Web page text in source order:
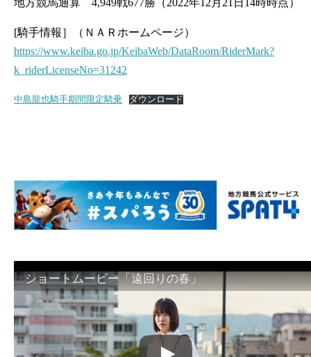
地方競馬通算 4,949戦677勝（2022年12月21日14時時点）
[騎手情報］（ＮＡＲホームページ）
https://www.keiba.go.jp/KeibaWeb/DataRoom/RiderMark?
k_riderLicenseNo=31242
中島龍也騎手期間限定騎乗 ダウンロード
ショートムービー「遠回りの春」